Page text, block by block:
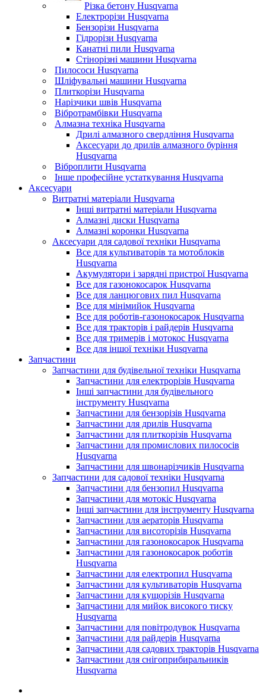
Різка бетону Husqvarna
Електрорізи Husqvarna
Бензорізи Husqvarna
Гідрорізи Husqvarna
Канатні пили Husqvarna
Стінорізні машини Husqvarna
Пилососи Husqvarna
Шліфувальні машини Husqvarna
Плиткорізи Husqvarna
Нарізчики швів Husqvarna
Вібротрамбівки Husqvarna
Алмазна техніка Husqvarna
Дрилі алмазного свердління Husqvarna
Аксесуари до дрилів алмазного буріння
Husqvarna
Віброплити Husqvarna
Інше професійне устаткування Husqvarna
Аксесуари
Витратні матеріали Husqvarna
Інші витратні матеріали Husqvarna
Алмазні диски Husqvarna
Алмазні коронки Husqvarna
Аксесуари для садової техніки Husqvarna
Все для культиваторів та мотоблоків
Husqvarna
Акумулятори і зарядні пристрої Husqvarna
Все для газонокосарок Husqvarna
Все для ланцюгових пил Husqvarna
Все для мінімийок Husqvarna
Все для роботів-газонокосарок Husqvarna
Все для тракторів і райдерів Husqvarna
Все для тримерів і мотокос Husqvarna
Все для іншої техніки Husqvarna
Запчастини
Запчастини для будівельної техніки Husqvarna
Запчастини для електрорізів Husqvarna
Інші запчастини для будівельного
інструменту Husqvarna
Запчастини для бензорізів Husqvarna
Запчастини для дрилів Husqvarna
Запчастини для плиткорізів Husqvarna
Запчастини для промислових пилососів
Husqvarna
Запчастини для швонарізчиків Husqvarna
Запчастини для садової техніки Husqvarna
Запчастини для бензопил Husqvarna
Запчастини для мотокіс Husqvarna
Інші запчастини для інструменту Husqvarna
Запчастини для аераторів Husqvarna
Запчастини для висоторізів Husqvarna
Запчастини для газонокосарок Husqvarna
Запчастини для газонокосарок роботів
Husqvarna
Запчастини для електропил Husqvarna
Запчастини для культиваторів Husqvarna
Запчастини для кущорізів Husqvarna
Запчастини для мийок високого тиску
Husqvarna
Запчастини для повітродувок Husqvarna
Запчастини для райдерів Husqvarna
Запчастини для садових тракторів Husqvarna
Запчастини для снігоприбиральників
Husqvarna